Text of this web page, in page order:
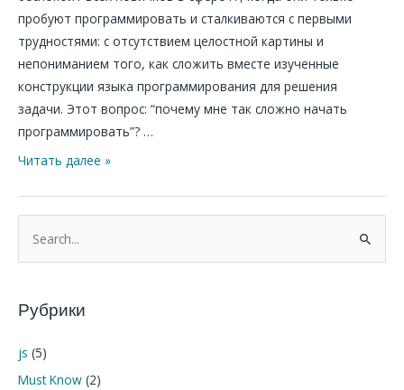
пробуют программировать и сталкиваются с первыми
трудностями: с отсутствием целостной картины и
непониманием того, как сложить вместе изученные
конструкции языка программирования для решения
задачи. Этот вопрос: “почему мне так сложно начать
программировать”? …
получается
Читать далее »
о
с
:
Рубрики
js (5)
Must Know (2)